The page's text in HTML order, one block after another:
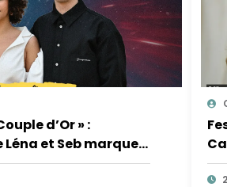
d’Or » :
et Seb marque
sur YouTube